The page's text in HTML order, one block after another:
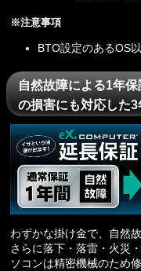
※注意事項
BTO設定のあるOS
自然故障による1年
の損害にも対応した
わずかな掛け金で、自然
さらに落下・落雷・火災
ソコンは精密機械のため